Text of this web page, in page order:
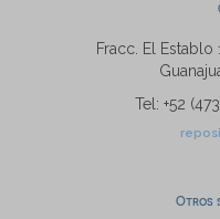
Fracc. El Establo
Tel: +52
Otros